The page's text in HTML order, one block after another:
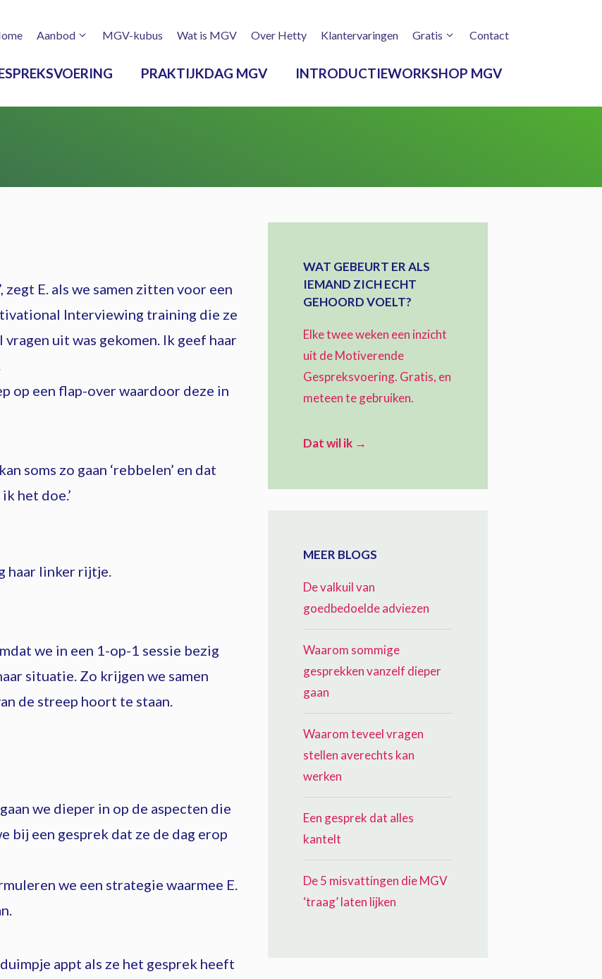
Aanbod MGV-kubus Wat is MGV Over Hetty Klantervaringen Gratis Contact
PRAKTIJKDAG MGV INTRODUCTIEWORKSHOP MGV
zegt E. als we samen zitten voor een
Interviewing training die ze
uit was gekomen. Ik geef haar
op een flap-over waardoor deze in
soms zo gaan ‘rebbelen’ en dat
het doe.’
haar linker rijtje.
we in een 1-op-1 sessie bezig
situatie. Zo krijgen we samen
de streep hoort te staan.
we dieper in op de aspecten die
bij een gesprek dat ze de dag erop
we een strategie waarmee E.
appt als ze het gesprek heeft
WAT GEBEURT ER ALS
IEMAND ZICH ECHT
GEHOORD VOELT?
Elke twee weken een inzicht
uit de Motiverende
Gespreksvoering. Gratis, en
meteen te gebruiken.
Dat wil ik →
MEER BLOGS
De valkuil van
goedbedoelde adviezen
Waarom sommige
gesprekken vanzelf dieper
gaan
Waarom teveel vragen
stellen averechts kan
werken
Een gesprek dat alles
kantelt
De 5 misvattingen die MGV
‘traag’ laten lijken